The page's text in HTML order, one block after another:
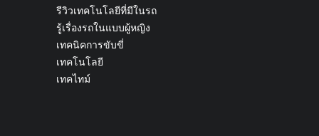
รีวิวเทคโนโลยีที่มีในรถ
รู้เรื่องรถในแบบผู้หญิง
เทคนิคการขับขี่
เทคโนโลยี
เทคไทม์